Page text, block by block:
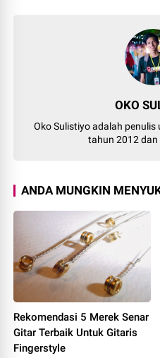
OKO
Oko Sulistiyo adalah
tahun 2012 dan
ANDA MUNGKIN
Rekomendasi 5 Merek Senar
Gitar Terbaik Untuk Gitaris
Fingerstyle